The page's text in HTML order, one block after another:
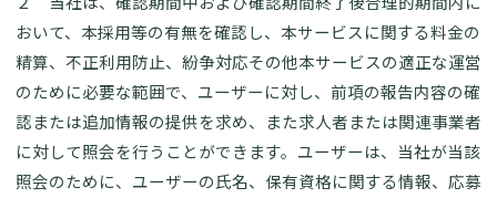
おいて、本採用等の有無を確認し、本サービスに関する料金の
精算、不正利用防止、紛争対応その他本サービスの適正な運営
のために必要な範囲で、ユーザーに対し、前項の報告内容の確
認または追加情報の提供を求め、また求人者または関連事業者
に対して照会を行うことができます。ユーザーは、当社が当該
照会のために、ユーザーの氏名、保有資格に関する情報、応募